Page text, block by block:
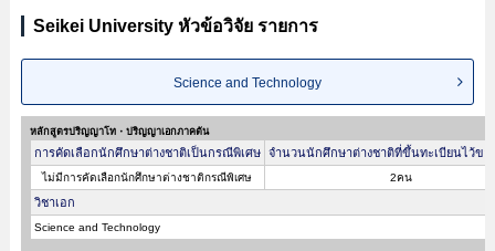
Seikei University หัวข้อวิจัย รายการ
Science and Technology
หลักสูตรปริญญาโท・ปริญญาเอกภาคต้น
การคัดเลือกนักศึกษาต่างชาติเป็นกรณีพิเศษ จำนวนนักศึกษาต่างชาติที่ขึ้นทะเบียนไว้ขอ
ไม่มีการคัดเลือกนักศึกษาต่างชาติกรณีพิเศษ 2คน
วิชาเอก
Science and Technology